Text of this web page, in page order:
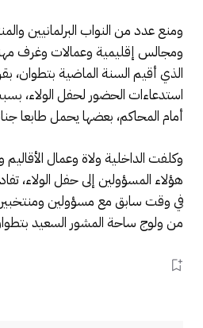
ومنع عدد من النواب البرلمانيين
ومجالس إقليمية وعمالات وغرف
الذي أقيم السنة الماضية بتطوان،
استدعاءات الحضور لحفل الولاء،
أمام المحاكم، بعضها يحمل طابعا
وكلفت الداخلية ولاة وعمال
هؤلاء المسؤولين إلى حفل الولاء،
في وقت سابق مع مسؤولين
من ولوج ساحة المشور السعيد